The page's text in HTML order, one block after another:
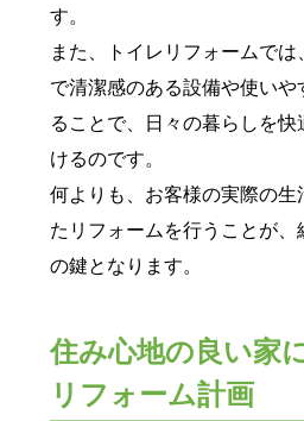
す。
また、トイレリフォームで
で清潔感のある設備や使い
ることで、日々の暮らしを
けるのです。
何よりも、お客様の実際の
たリフォームを行うことが
の鍵となります。
住み心地の良い家
リフォーム計画